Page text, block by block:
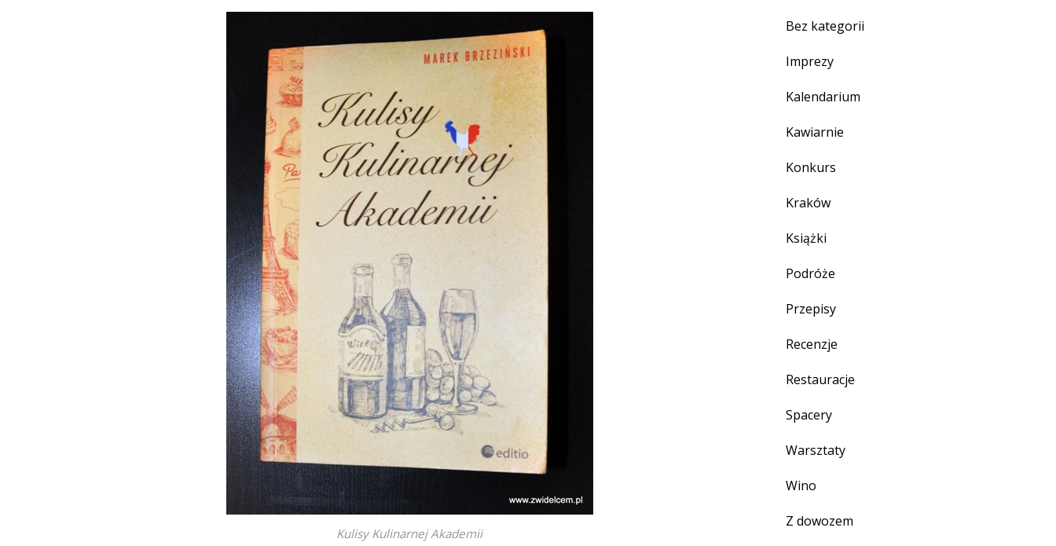
Kulisy Kulinarnej Akademii
Bez kategorii
Imprezy
Kalendarium
Kawiarnie
Konkurs
Kraków
Książki
Podróże
Przepisy
Recenzje
Restauracje
Spacery
Warsztaty
Wino
Z dowozem